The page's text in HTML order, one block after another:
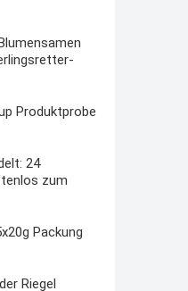
Produktprobe
24
zum
Packung
Riegel